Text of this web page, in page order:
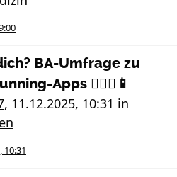
BA-Umfrage zu
Apps 🏃🏻‍♀️📱
, 11.12.2025, 10:31 in
10:31